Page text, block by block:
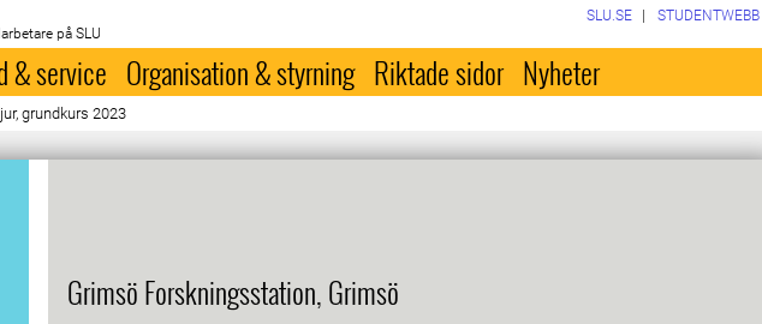
på SLU
SLU.SE STUDENTWEBB
& service Organisation & styrning Riktade sidor Nyheter
grundkurs 2023
Grimsö Forskningsstation, Grimsö